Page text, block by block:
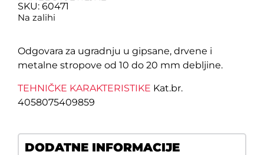
SKU: 60471
Na zalihi
Odgovara za ugradnju u gipsane, drvene i
metalne stropove od 10 do 20 mm debljine.
TEHNIČKE KARAKTERISTIKE Kat.br.
4058075409859
DODATNE INFORMACIJE